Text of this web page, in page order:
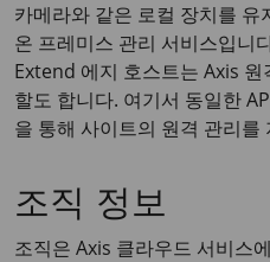
카메라와 같은 로컬 장치를
온 프레미스 관리 서비스입니
Extend 에지 호스트는 Axis
할도 합니다. 여기서 동일한
을 통해 사이트의 원격 관리를
조직 정보
조직은 Axis 클라우드 서비스